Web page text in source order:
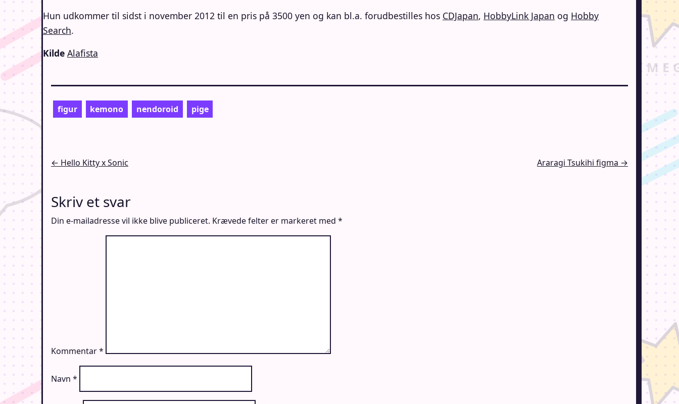
Hun udkommer til sidst i november 2012 til en pris på 3500 yen og kan bl.a. forudbestilles hos CDJapan, HobbyLink Japan og Hobby
Search.
Kilde Alafista
figur kemono nendoroid pige
Indlægsnavigation
← Hello Kitty x Sonic Araragi Tsukihi figma →
Skriv et svar
Din e-mailadresse vil ikke blive publiceret. Krævede felter er markeret med *
Kommentar*
Navn *